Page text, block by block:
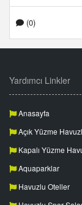
(0)
Yardımcı Linkler
Anasayfa
Açık Yüzme
Kapalı Yüzme
Aquaparklar
Havuzlu Oteller